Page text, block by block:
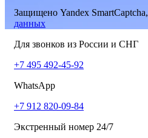
Защищено Yandex SmartCaptcha,
данных
Для звонков из России и СНГ
+7 495 492-45-92
WhatsApp
+7 912 820-09-84
Экстренный номер 24/7